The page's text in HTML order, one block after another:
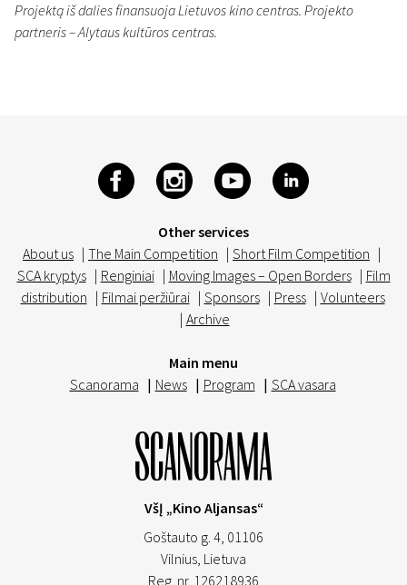
Projektą iš dalies finansuoja Lietuvos kino centras. Projekto
partneris – Alytaus kultūros centras.
Other services
About us | The Main Competition | Short Film Competition |
SCA kryptys | Renginiai | Moving Images – Open Borders | Film
distribution | Filmai peržiūrai | Sponsors | Press | Volunteers
| Archive
Main menu
Scanorama | News | Program | SCA vasara
VšĮ „Kino Aljansas“
Goštauto g. 4, 01106
Vilnius, Lietuva
Reg. nr. 126218936